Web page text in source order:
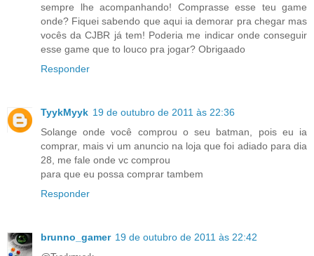
sempre lhe acompanhando! Comprasse esse teu game
onde? Fiquei sabendo que aqui ia demorar pra chegar mas
vocês da CJBR já tem! Poderia me indicar onde conseguir
esse game que to louco pra jogar? Obrigaado
Responder
TyykMyyk 19 de outubro de 2011 às 22:36
Solange onde você comprou o seu batman, pois eu ia
comprar, mais vi um anuncio na loja que foi adiado para dia
28, me fale onde vc comprou
para que eu possa comprar tambem
Responder
brunno_gamer 19 de outubro de 2011 às 22:42